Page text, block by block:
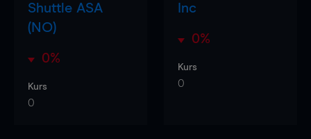
Shuttle ASA
(NO)
0%
Kurs
0
Inc
0%
Kurs
0